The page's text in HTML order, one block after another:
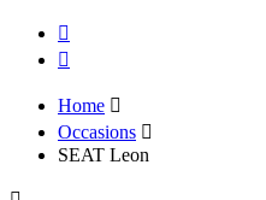
Home
Occasions
SEAT Leon